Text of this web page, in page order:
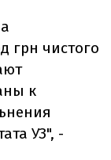
грн чистого
к
УЗ", -